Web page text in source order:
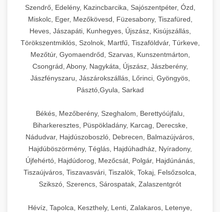
Szendrő, Edelény, Kazincbarcika, Sajószentpéter, Ózd,
Miskolc, Eger, Mezőkövesd, Füzesabony, Tiszafüred,
Heves, Jászapáti, Kunhegyes, Újszász, Kisújszállás,
Törökszentmiklós, Szolnok, Martfű, Tiszaföldvár, Túrkeve,
Mezőtúr, Gyomaendrőd, Szarvas, Kunszentmárton,
Csongrád, Abony, Nagykáta, Újszász, Jászberény,
Jászfényszaru, Jászárokszállás, Lőrinci, Gyöngyös,
Pásztó,Gyula, Sarkad
Békés, Mezőberény, Szeghalom, Berettyóújfalu,
Biharkeresztes, Püspökladány, Karcag, Derecske,
Nádudvar, Hajdúszoboszló, Debrecen, Balmazújváros,
Hajdúböszörmény, Téglás, Hajdúhadház, Nyíradony,
Újfehértó, Hajdúdorog, Mezőcsát, Polgár, Hajdúnánás,
Tiszaújváros, Tiszavasvári, Tiszalök, Tokaj, Felsőzsolca,
Szikszó, Szerencs, Sárospatak, Zalaszentgrót
Hévíz, Tapolca, Keszthely, Lenti, Zalakaros, Letenye,